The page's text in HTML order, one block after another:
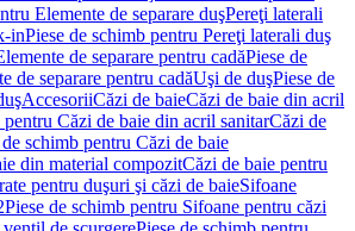
Elemente de separare duşPereţi laterali
inPiese de schimb pentru Pereţi laterali duş
de separare pentru cadăPiese de
de separare pentru cadăUşi de duşPiese de
AccesoriiCăzi de baieCăzi de baie din acril
pentru Căzi de baie din acril sanitarCăzi de
de schimb pentru Căzi de baie
din material compozitCăzi de baie pentru
pentru duşuri şi căzi de baieSifoane
Piese de schimb pentru Sifoane pentru căzi